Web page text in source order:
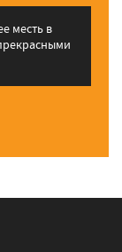
месть в